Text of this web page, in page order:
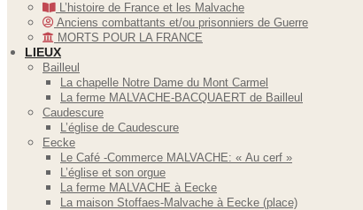
L’histoire de France et les Malvache
Anciens combattants et/ou prisonniers de Guerre
MORTS POUR LA FRANCE
LIEUX
Bailleul
La chapelle Notre Dame du Mont Carmel
La ferme MALVACHE-BACQUAERT de Bailleul
Caudescure
L’église de Caudescure
Eecke
Le Café -Commerce MALVACHE: « Au cerf »
L’église et son orgue
La ferme MALVACHE à Eecke
La maison Stoffaes-Malvache à Eecke (place)